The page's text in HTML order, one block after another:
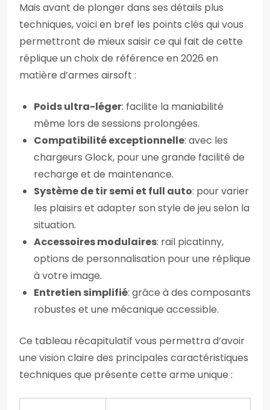
Mais avant de plonger dans ses détails plus
techniques, voici en bref les points clés qui vous
permettront de mieux saisir ce qui fait de cette
réplique un choix de référence en 2026 en
matière d’armes airsoft :
Poids ultra-léger: facilite la maniabilité
même lors de sessions prolongées.
Compatibilité exceptionnelle: avec les
chargeurs Glock, pour une grande facilité de
recharge et de maintenance.
Système de tir semi et full auto: pour varier
les plaisirs et adapter son style de jeu selon la
situation.
Accessoires modulaires: rail picatinny,
options de personnalisation pour une réplique
à votre image.
Entretien simplifié: grâce à des composants
robustes et une mécanique accessible.
Ce tableau récapitulatif vous permettra d’avoir
une vision claire des principales caractéristiques
techniques que présente cette arme unique :